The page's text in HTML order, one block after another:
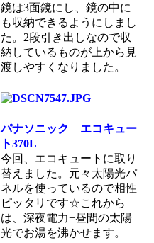
鏡は3面鏡にし、鏡の中に
も収納できるようにしまし
た。2段引き出しなので収
納しているものが上から見
渡しやすくなりました。
パナソニック エコキュー
ト370L
今回、エコキュートに取り
替えました。元々太陽光パ
ネルを使っているので相性
ピッタリです☆これから
は、深夜電力+昼間の太陽
光でお湯を沸かせます。